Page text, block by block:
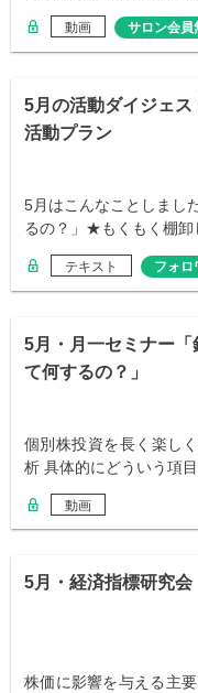
動画 サロン会員
5月の活動ダイジェス
活動プラン
5月はこんなことしまし
るの？」★もくもく棚
テキスト フォロ
5月・月一セミナー「
て何するの？」
個別株投資を長く楽し
析 具体的にどういう項
動画
5月・経済指標研究会
株価に影響を与える主